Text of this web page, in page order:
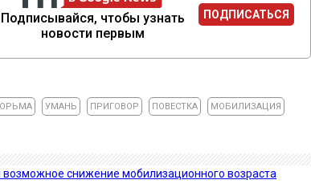
Подписывайся, чтобы узнать
новости первым
ПОДПИСАТЬСЯ
УМАНЬ ПРИГОВОР ПОВЕСТКА МОБИЛИЗАЦИЯ
снижение мобилизационного возраста